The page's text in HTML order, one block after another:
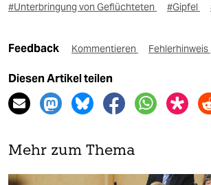
#Unterbringung von Geflüchteten
#Gipfel
Feedback Kommentieren Fehlerhinweis
Diesen Artikel teilen
Mehr zum Thema